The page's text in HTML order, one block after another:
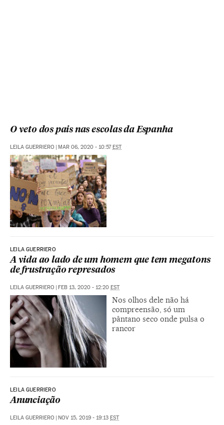
O veto dos pais nas escolas da Espanha
LEILA GUERRIERO MAR 06, 2020 - 10:57 EST
LEILA GUERRIERO
A vida ao lado de um homem que tem megatons
de frustração represados
LEILA GUERRIERO FEB 13, 2020 - 12:20 EST
Nos olhos dele não há
compreensão, só um
pântano seco onde pulsa o
rancor
LEILA GUERRIERO
Anunciação
LEILA GUERRIERO | NOV 15, 2019 - 19:13 EST